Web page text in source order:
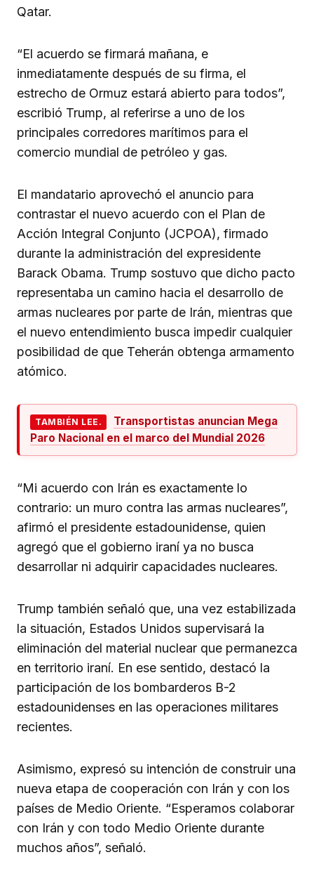
Qatar.
“El acuerdo se firmará mañana, e
inmediatamente después de su firma, el
estrecho de Ormuz estará abierto para todos”,
escribió Trump, al referirse a uno de los
principales corredores marítimos para el
comercio mundial de petróleo y gas.
El mandatario aprovechó el anuncio para
contrastar el nuevo acuerdo con el Plan de
Acción Integral Conjunto (JCPOA), firmado
durante la administración del expresidente
Barack Obama. Trump sostuvo que dicho pacto
representaba un camino hacia el desarrollo de
armas nucleares por parte de Irán, mientras que
el nuevo entendimiento busca impedir cualquier
posibilidad de que Teherán obtenga armamento
atómico.
TAMBIÉN LEE.
Transportistas anuncian Mega
Paro Nacional en el marco del Mundial 2026
“Mi acuerdo con Irán es exactamente lo
contrario: un muro contra las armas nucleares”,
afirmó el presidente estadounidense, quien
agregó que el gobierno iraní ya no busca
desarrollar ni adquirir capacidades nucleares.
Trump también señaló que, una vez estabilizada
la situación, Estados Unidos supervisará la
eliminación del material nuclear que permanezca
en territorio iraní. En ese sentido, destacó la
participación de los bombarderos B-2
estadounidenses en las operaciones militares
recientes.
Asimismo, expresó su intención de construir una
nueva etapa de cooperación con Irán y con los
países de Medio Oriente. “Esperamos colaborar
con Irán y con todo Medio Oriente durante
muchos años”, señaló.